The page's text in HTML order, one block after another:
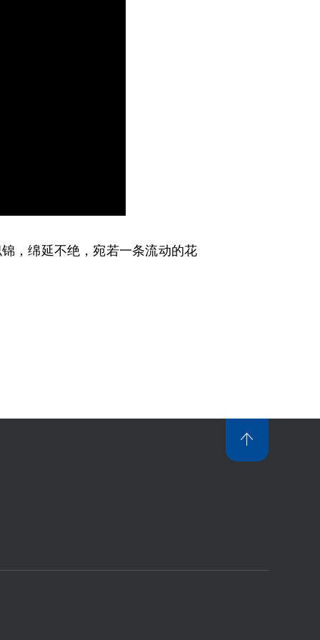
，绵延不绝，宛若一条流动的花